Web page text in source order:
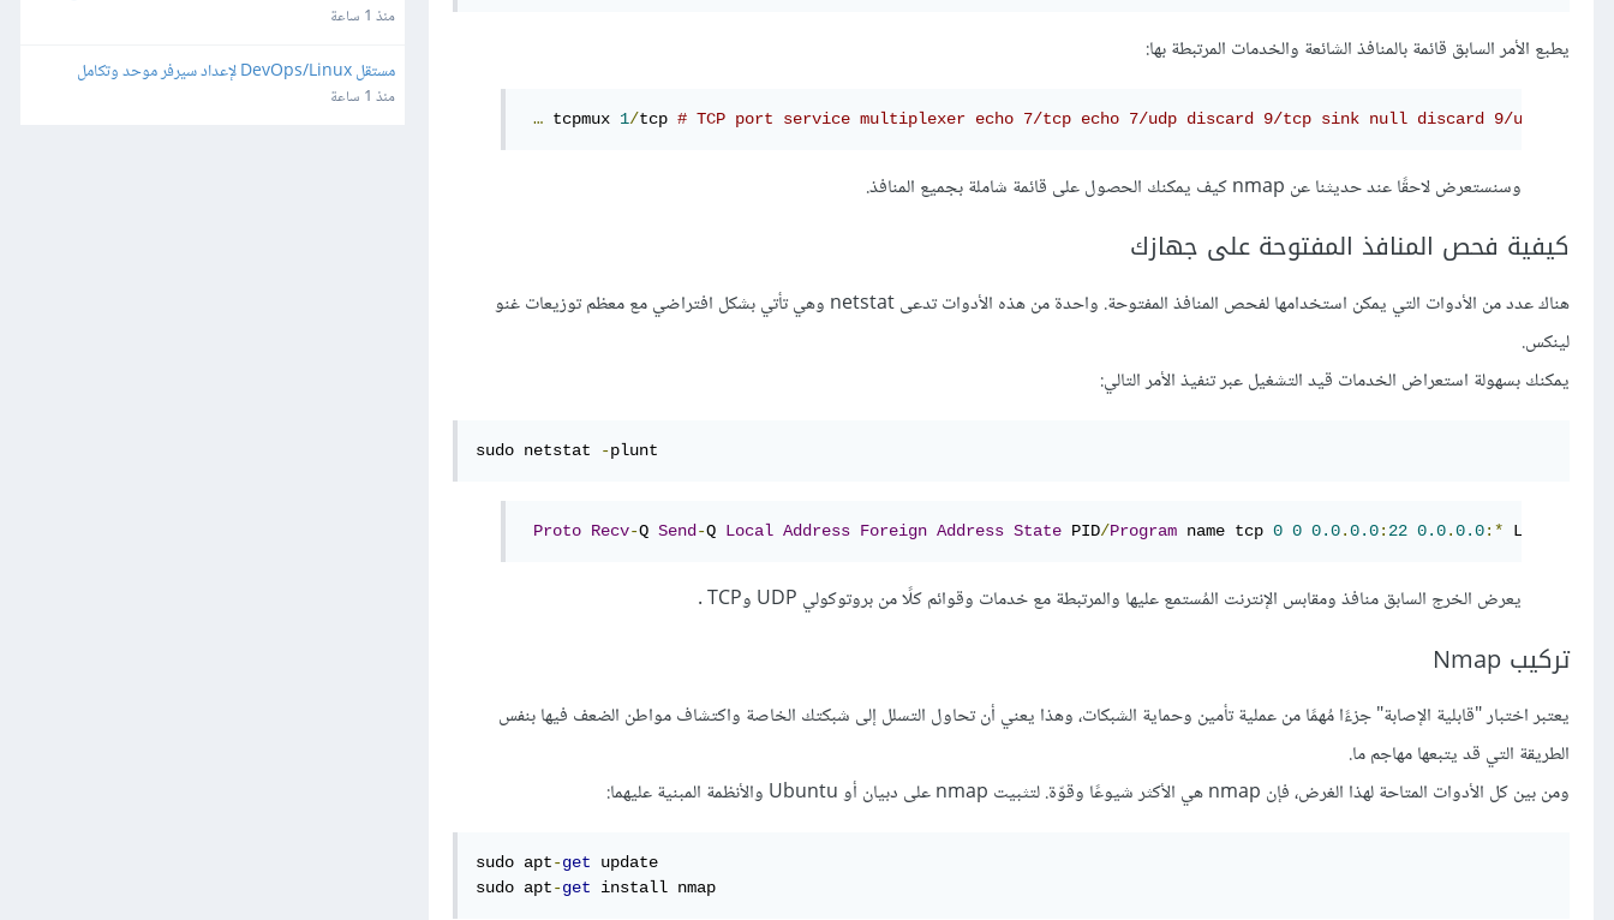
يطبع الأمر السابق قائمة بالمنافذ الشائعة والخدمات المرتبطة بها:
… tcpmux 1/tcp # TCP port service multiplexer echo 7/tcp echo 7/udp discard 9/tcp sink null discard 9/udp sink
وسنستعرض لاحقًا عند حديثنا عن nmap كيف يمكنك الحصول على قائمة شاملة بجميع المنافذ.
كيفية فحص المنافذ المفتوحة على جهازك
هناك عدد من الأدوات التي يمكن استخدامها لفحص المنافذ المفتوحة. واحدة من هذه الأدوات تدعى netstat وهي تأتي بشكل افتراضي مع معظم توزيعات غنو
لينكس.
يمكنك بسهولة استعراض الخدمات قيد التشغيل عبر تنفيذ الأمر التالي:
sudo netstat -plunt
Proto Recv-Q Send -Q Local Address Foreign Address State PID/Program name tcp 0 0 0.0.0.0: 22 0.0.0.0:* LISTEN
يعرض الخرج السابق منافذ ومقابس الإنترنت المُستمع عليها والمرتبطة مع خدمات وقوائم كلًا من بروتوكولي UDP وTCP .
تركيب Nmap
يعتبر اختبار "قابلية الإصابة" جزءًا مُهمًا من عملية تأمين وحماية الشبكات، وهذا يعني أن تحاول التسلل إلى شبكتك الخاصة واكتشاف مواطن الضعف فيها بنفس
الطريقة التي قد يتبعها مهاجم ما.
ومن بين كل الأدوات المتاحة لهذا الغرض، فإن nmap هي الأكثر شيوعًا وقوّة. لتثبيت nmap على دبيان أو Ubuntu والأنظمة المبنية عليهما:
sudo apt-get update
sudo apt-get install nmap
ملفات تقفيلات شركة شحن
منذ 1 ساعة
WhatsApp Automation - API Gateway
منذ 1 ساعة